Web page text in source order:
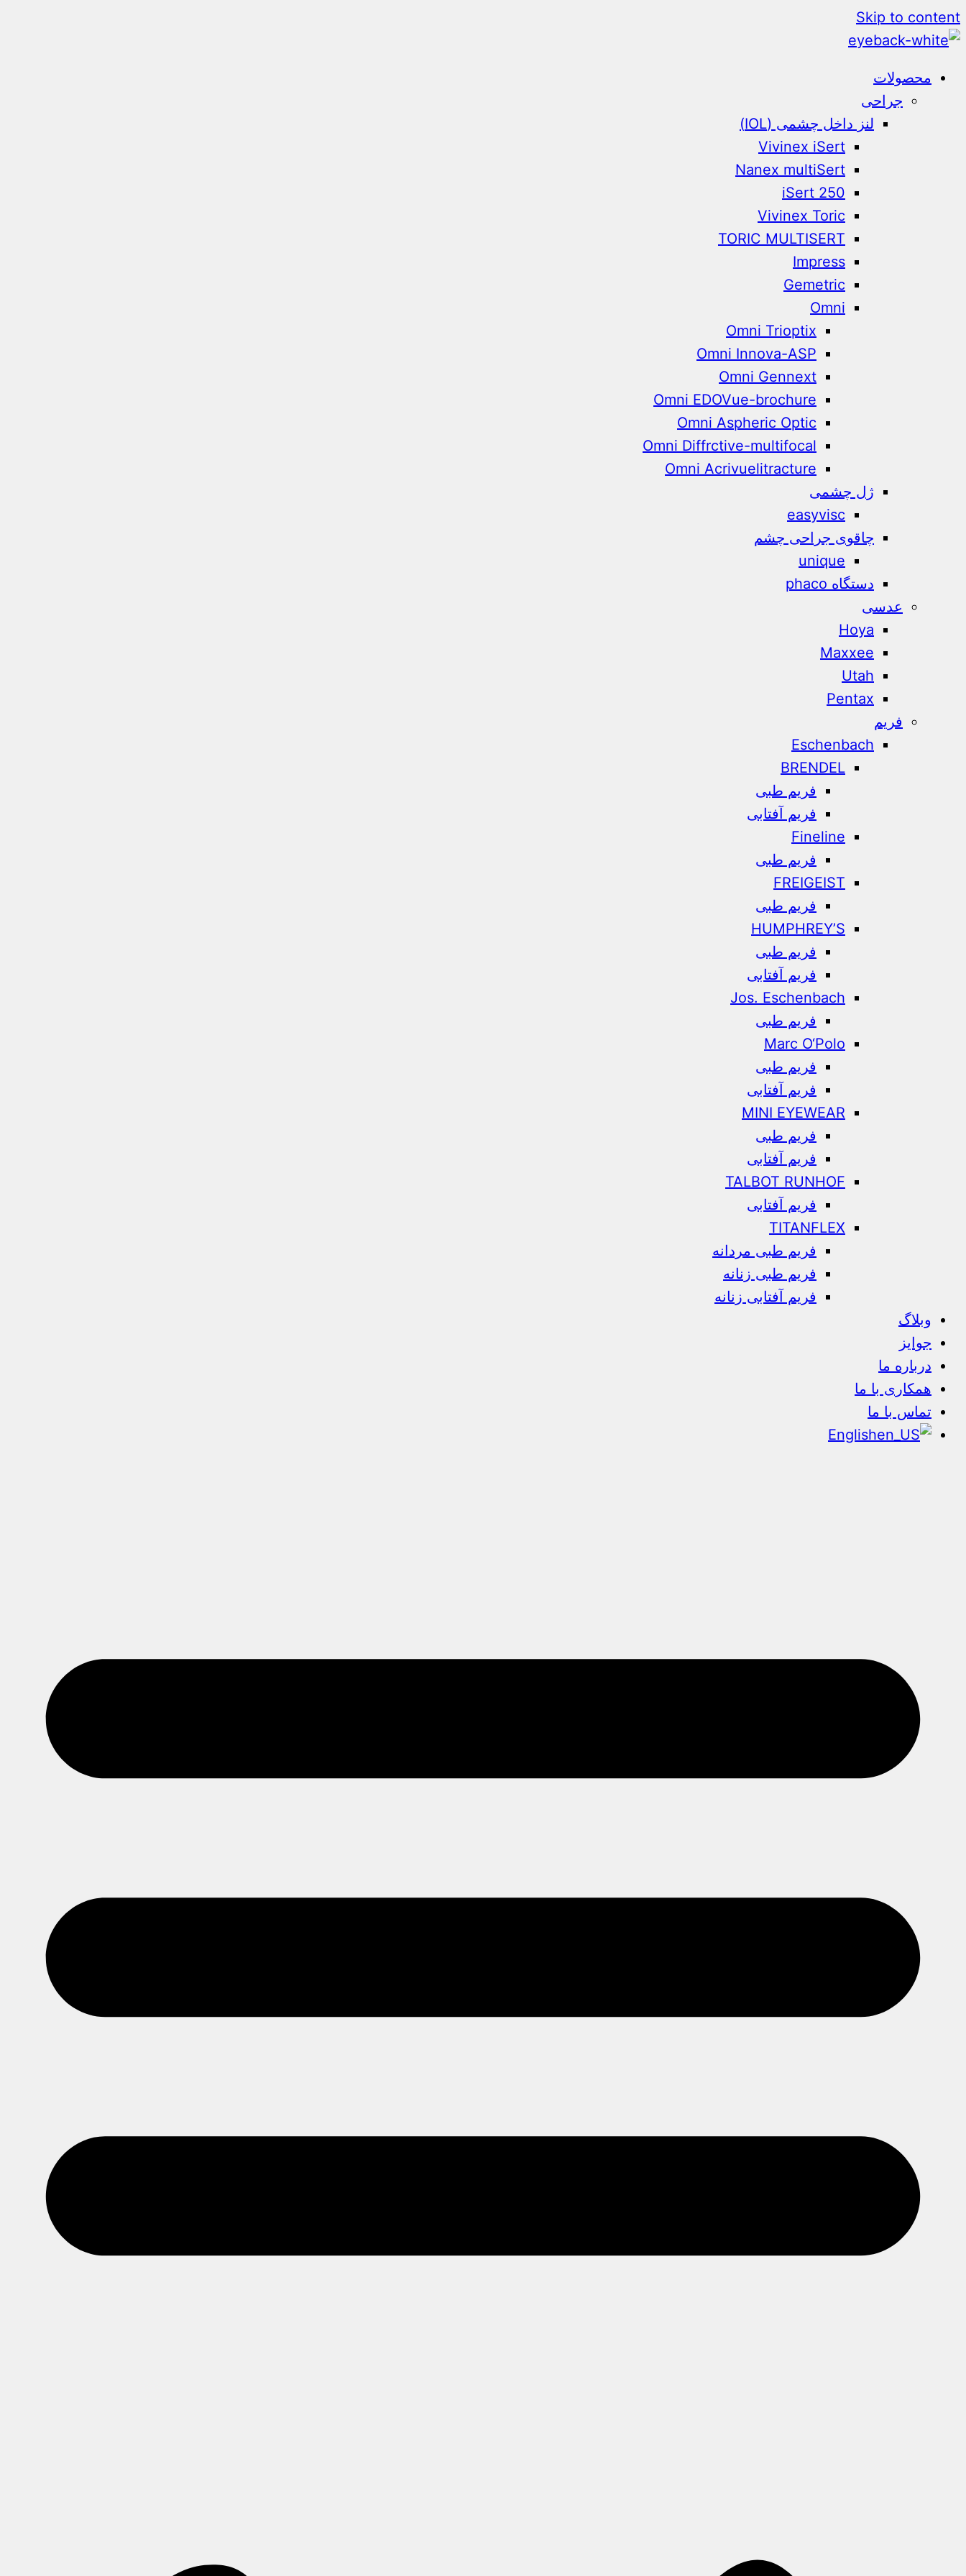
Skip to content
محصولات
جراحی
لنز داخل چشمی (IOL)
Vivinex iSert
Nanex multiSert
iSert 250
Vivinex Toric
TORIC MULTISERT
Impress
Gemetric
Omni
Omni Trioptix
Omni Innova-ASP
Omni Gennext
Omni EDOVue-brochure
Omni Aspheric Optic
Omni Diffrctive-multifocal
Omni Acrivuelitracture
ژل چشمی
easyvisc
چاقوی جراحی چشم
unique
دستگاه phaco
عدسی
Hoya
Maxxee
Utah
Pentax
فریم
Eschenbach
BRENDEL
فریم طبی
فریم آفتابی
Fineline
فریم طبی
FREIGEIST
فریم طبی
HUMPHREY’S
فریم طبی
فریم آفتابی
Jos. Eschenbach
فریم طبی
Marc O‘Polo
فریم طبی
فریم آفتابی
MINI EYEWEAR
فریم طبی
فریم آفتابی
TALBOT RUNHOF
فریم آفتابی
TITANFLEX
فریم طبی مردانه
فریم طبی زنانه
فریم آفتابی زنانه
وبلاگ
جوایز
درباره ما
همکاری با ما
تماس با ما
English